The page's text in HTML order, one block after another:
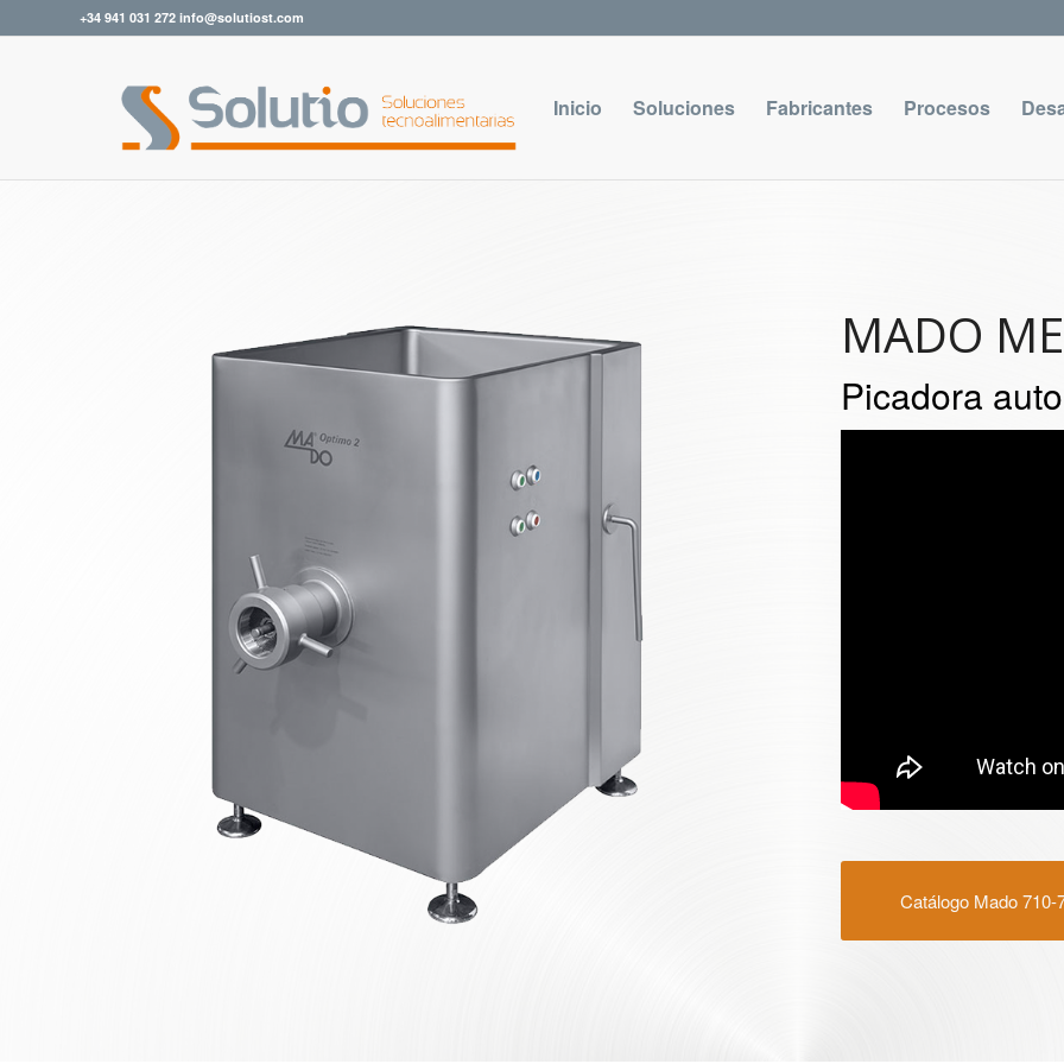
+34 941 031 272 info@solutiost.com
Inicio Soluciones Fabricantes Procesos
MADO
Picadora
Catálogo Mado 710-